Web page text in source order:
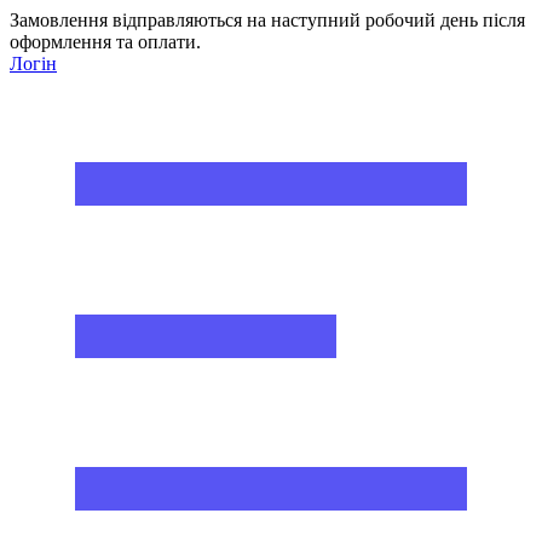
Замовлення відправляються на наступний робочий день після
оформлення та оплати.
Логін